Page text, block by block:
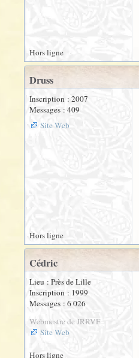
Hors ligne
Druss
Inscription : 2007
Messages : 409
Site Web
Hors ligne
Cédric
Lieu : Près de Lille
Inscription : 1999
Messages : 6 026
Webmestre de JRRVF
Site Web
Hors ligne